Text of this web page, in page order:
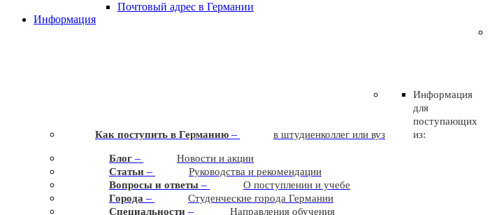
Почтовый адрес в Германии
Информация
Как поступить в Германию – в штудиенколлег или вуз
Информация
для
поступающих
из:
Блог –
Новости и акции
Статьи –
Руководства и рекомендации
Вопросы и ответы –
О поступлении и учебе
Города –
Студенческие города Германии
Cпециальности –
Направления обучения